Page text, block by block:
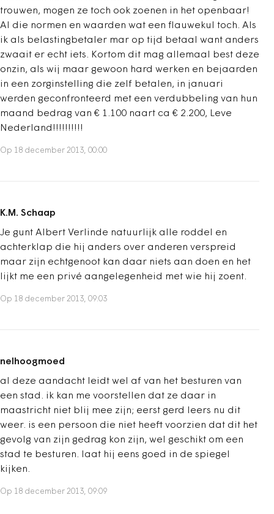
trouwen, mogen ze toch ook zoenen in het openbaar!
Al die normen en waarden wat een flauwekul toch. Als
ik als belastingbetaler mar op tijd betaal want anders
zwaait er echt iets. Kortom dit mag allemaal best deze
onzin, als wij maar gewoon hard werken en bejaarden
in een zorginstelling die zelf betalen, in januari
werden geconfronteerd met een verdubbeling van hun
maand bedrag van € 1.100 naart ca € 2.200, Leve
Nederland!!!!!!!!!!
Op 18 december 2013, 00:00
K.M. Schaap
Je gunt Albert Verlinde natuurlijk alle roddel en
achterklap die hij anders over anderen verspreid
maar zijn echtgenoot kan daar niets aan doen en het
lijkt me een privé aangelegenheid met wie hij zoent.
Op 18 december 2013, 09:03
nelhoogmoed
al deze aandacht leidt wel af van het besturen van
een stad. ik kan me voorstellen dat ze daar in
maastricht niet blij mee zijn; eerst gerd leers nu dit
weer. is een persoon die niet heeft voorzien dat dit het
gevolg van zijn gedrag kon zijn, wel geschikt om een
stad te besturen. laat hij eens goed in de spiegel
kijken.
Op 18 december 2013, 09:09